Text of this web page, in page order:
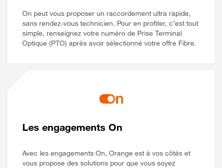
On peut vous proposer un raccordement ultra rapide,
sans rendez-vous technicien. Pour en profiter, c’est tout
simple, renseignez votre numéro de Prise Terminal
Optique (PTO) après avoir sélectionné votre offre Fibre.
Les engagements On
Avec les engagements On, Orange est à vos côtés et
vous propose des solutions pour que vous soyez